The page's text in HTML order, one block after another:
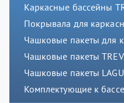
Каркасные бассейны
Покрывала для
Чашковые пакеты для
Чашковые пакеты
Чашковые пакеты
Комплектующие к